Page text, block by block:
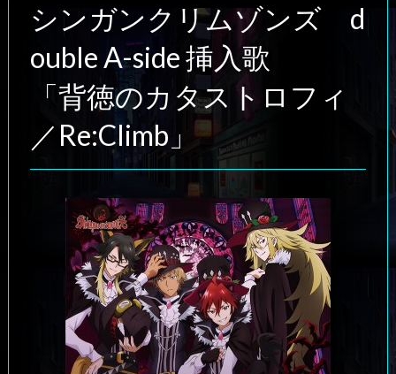
シンガンクリムゾンズ d
ouble A-side 挿入歌
「背徳のカタストロフィ
／Re:Climb」